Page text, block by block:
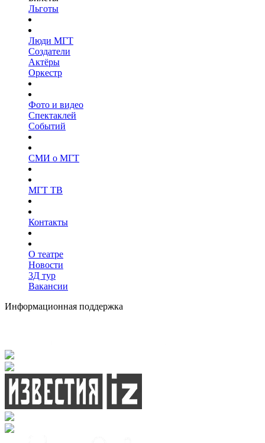
Льготы
Люди МГТ
Создатели
Актёры
Оркестр
Фото и видео
Спектаклей
Событий
СМИ о МГТ
МГТ ТВ
Контакты
О театре
Новости
3Д тур
Вакансии
Информационная поддержка